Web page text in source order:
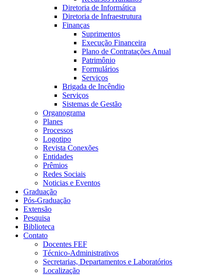
Diretoria de Informática
Diretoria de Infraestrutura
Finanças
Suprimentos
Execução Financeira
Plano de Contratações Anual
Patrimônio
Formulários
Serviços
Brigada de Incêndio
Serviços
Sistemas de Gestão
Organograma
Planes
Processos
Logotipo
Revista Conexões
Entidades
Prêmios
Redes Sociais
Noticias e Eventos
Graduação
Pós-Graduação
Extensão
Pesquisa
Biblioteca
Contato
Docentes FEF
Técnico-Administrativos
Secretarias, Departamentos e Laboratórios
Localização